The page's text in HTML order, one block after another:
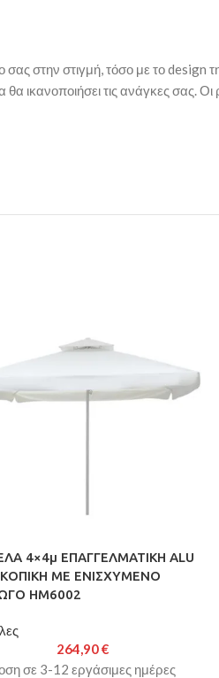
στην στιγμή, τόσο με το design
θα ικανοποιήσει τις ανάγκες σας.
4×4μ ΕΠΑΓΓΕΛΜΑΤΙΚΗ ALU
ΜΕ ΕΝΙΣΧΥΜΕΝΟ
HM6002
264,90€
σε 3-12 εργάσιμες ημέρες